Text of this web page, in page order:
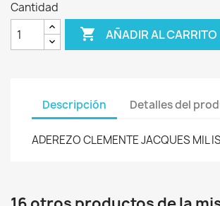
Cantidad
 AÑADIR AL CARRITO
Descripción Detalles del
ADEREZO CLEMENTE JACQUES MIL